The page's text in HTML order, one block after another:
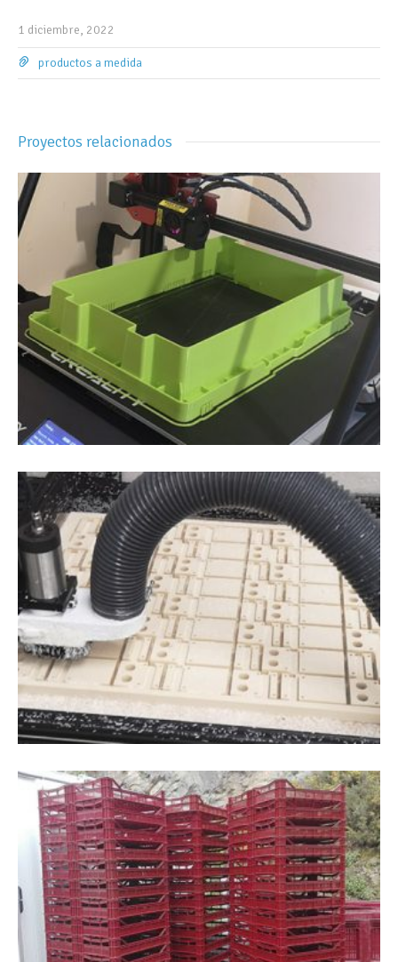
1 diciembre, 2022
productos a medida
Proyectos relacionados